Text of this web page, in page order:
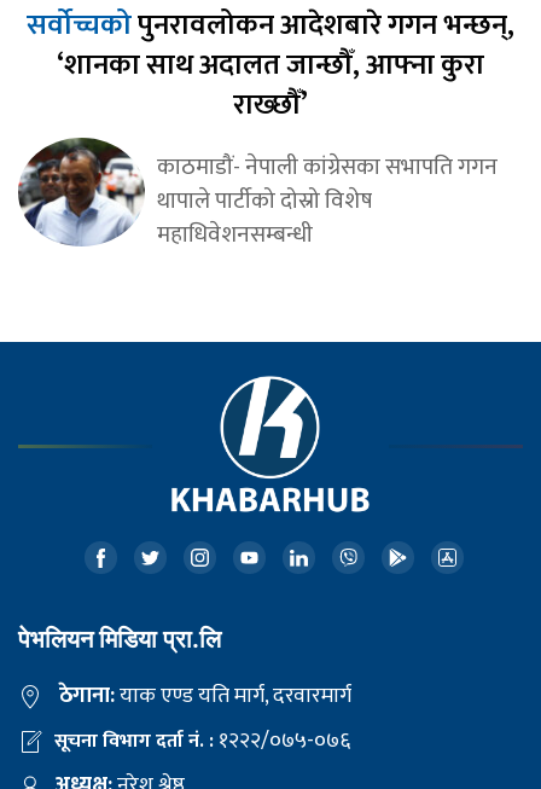
सर्वोच्चकोपुनरावलोकन आदेशबारे गगन भन्छन्,
‘शानका साथ अदालत जान्छौँ, आफ्ना कुरा
राख्छौँ’
काठमाडौं- नेपाली कांग्रेसका सभापति गगन
थापाले पार्टीको दोस्रो विशेष
महाधिवेशनसम्बन्धी
पेभलियन मिडिया प्रा.लि
ठेगाना:याक एण्ड यति मार्ग, दरवारमार्ग
सूचना विभाग दर्ता नं. :१२२२/०७५-०७६